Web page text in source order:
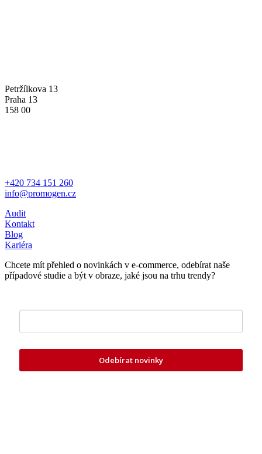
Petržílkova 13
Praha 13
158 00
+420 734 151 260
info@promogen.cz
Audit
Kontakt
Blog
Kariéra
Chcete mít přehled o novinkách v e-commerce, odebírat naše
případové studie a být v obraze, jaké jsou na trhu trendy?
Odebírat novinky